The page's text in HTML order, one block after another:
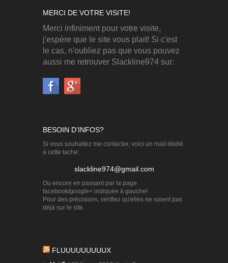
MERCI DE VOTRE VISITE!
Merci infiniment pour votre visite,
j'espère que le site vous plait! Si c'est
le cas, n'oubliez pas que vous pouvez
aussi me retrouver Slackline974 sur:
BESOIN D’INFOS?
Si vous souhaitez me contacter, voici un mail dédié
à cette tache:
slackline974@gmail.com
Ou encore en passant par la page
facebook/google+ indiquée à gauche!
Pour des précisions, vérifiez qu'elles ne soient pas
déjà sur le site.
FLUUUUUUUUUX